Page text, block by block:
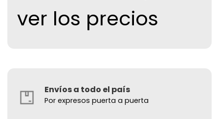
ver los precios
Envíos a todo el país
Por expresos puerta a puerta